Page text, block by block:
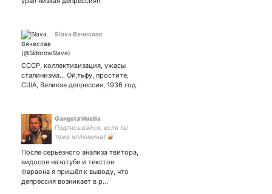
бифлиф; mxtx, genshin;
Slava Вячеслав
СССР, коллективизация, ужасы
сталинизма... Ой,тьфу, простите,
США, Великая депрессия, 1936 год.
G̷a̷n̷g̷s̷t̷a̷ ̷H̷u̷s̷t̷l̷a̷
Подписывайся, если ты
тоже иллюминат🥃
После серьёзного анализа твитора,
видосов на ютубе и текстов
Фараона я пришёл к выводу, что
депрессия возникает в р…